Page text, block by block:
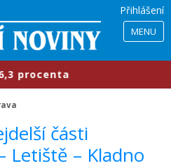
Přihlášení
MENU
části
Letiště – Kladno